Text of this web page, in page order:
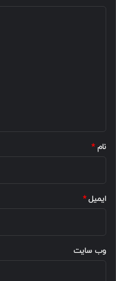
نام*
ایمیل*
وب‌ سایت